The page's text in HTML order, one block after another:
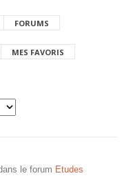
FORUMS
MES FAVORIS
le forum Etudes